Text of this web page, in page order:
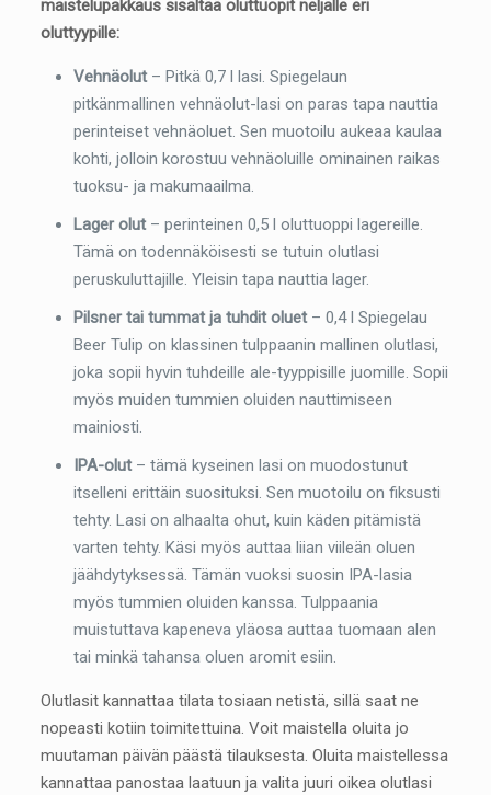
maistelupakkaus sisältää oluttuopit neljälle eri
oluttyypille:
Vehnäolut– Pitkä 0,7 l lasi. Spiegelaun
pitkänmallinen vehnäolut-lasi on paras tapa nauttia
perinteiset vehnäoluet. Sen muotoilu aukeaa kaulaa
kohti, jolloin korostuu vehnäoluille ominainen raikas
tuoksu- ja makumaailma.
Lager olut– perinteinen 0,5 l oluttuoppi lagereille.
Tämä on todennäköisesti se tutuin olutlasi
peruskuluttajille. Yleisin tapa nauttia lager.
Pilsner tai tummat ja tuhdit oluet– 0,4 l Spiegelau
Beer Tulip on klassinen tulppaanin mallinen olutlasi,
joka sopii hyvin tuhdeille ale-tyyppisille juomille. Sopii
myös muiden tummien oluiden nauttimiseen
mainiosti.
IPA-olut– tämä kyseinen lasi on muodostunut
itselleni erittäin suosituksi. Sen muotoilu on fiksusti
tehty. Lasi on alhaalta ohut, kuin käden pitämistä
varten tehty. Käsi myös auttaa liian viileän oluen
jäähdytyksessä. Tämän vuoksi suosin IPA-lasia
myös tummien oluiden kanssa. Tulppaania
muistuttava kapeneva yläosa auttaa tuomaan alen
tai minkä tahansa oluen aromit esiin.
Olutlasit kannattaa tilata tosiaan netistä, sillä saat ne
nopeasti kotiin toimitettuina. Voit maistella oluita jo
muutaman päivän päästä tilauksesta. Oluita maistellessa
kannattaa panostaa laatuun ja valita juuri oikea olutlasi